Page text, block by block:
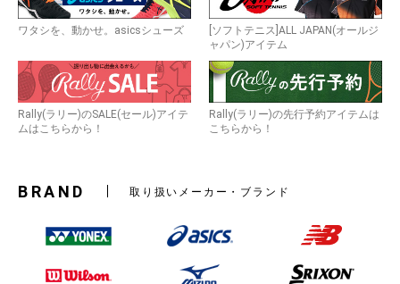
ワタシを、動かせ。asicsシューズ
[ソフトテニス]ALL JAPAN(オールジ
ャパン)アイテム
Rally(ラリー)のSALE(セール)アイテ
ムはこちらから！
Rally(ラリー)の先行予約アイテムは
こちらから！
BRAND 取り扱いメーカー・ブランド